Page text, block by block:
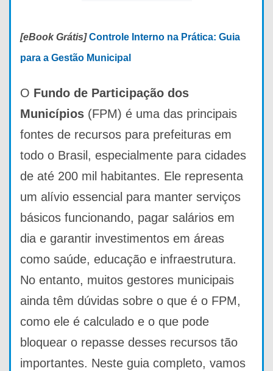
[eBook Grátis]Controle Interno na Prática: Guia
para a Gestão Municipal
O Fundo de Participação dos
Municípios (FPM) é uma das principais
fontes de recursos para prefeituras em
todo o Brasil, especialmente para cidades
de até 200 mil habitantes. Ele representa
um alívio essencial para manter serviços
básicos funcionando, pagar salários em
dia e garantir investimentos em áreas
como saúde, educação e infraestrutura.
No entanto, muitos gestores municipais
ainda têm dúvidas sobre o que é o FPM,
como ele é calculado e o que pode
bloquear o repasse desses recursos tão
importantes. Neste guia completo, vamos